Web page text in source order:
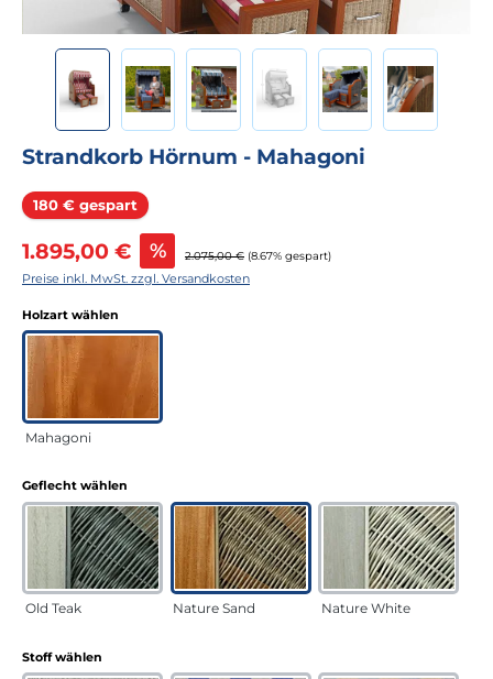
Strandkorb Hörnum - Mahagoni
180 € gespart Rabatt
Verkaufspreis:
1.895,00 € % Regulärer Preis:
2.075,00 € (8.67% gespart)
Preise inkl. MwSt. zzgl. Versandkosten
Holzart wählen
Mahagoni
Geflecht wählen
Old Teak Nature Sand Nature White
Stoff wählen